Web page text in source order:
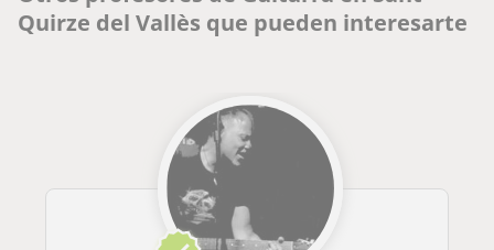
Quirze del Vallès que pueden interesarte